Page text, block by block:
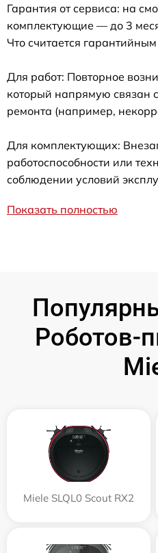
Гарантия от сервиса: на
комплектующие — до 3
Что считается
Для работ: Повторное
который напрямую связан
ремонта (например,
Для комплектующих:
работоспособности или
соблюдении условий
Показать полностью
Роботов-
Miele SLQL0 Scout RX2